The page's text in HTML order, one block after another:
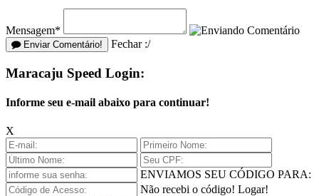
Mensagem*
Enviar Comentário! Fechar :/
Maracaju Speed Login:
Informe seu e-mail abaixo para continuar!
X
ENVIAMOS SEU CÓDIGO PARA:
Não recebi o código! Logar!